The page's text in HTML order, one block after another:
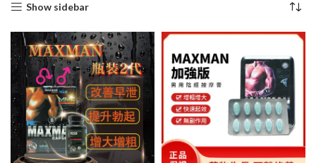
排
序
Show sidebar